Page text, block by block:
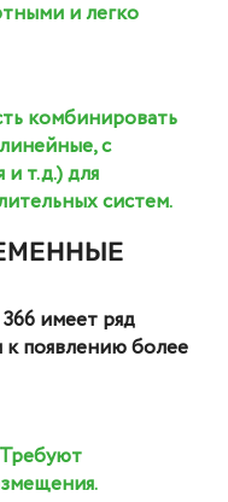
и легко
комбинировать
с
т.д.) для
систем.
имеет ряд
появлению более
Требуют